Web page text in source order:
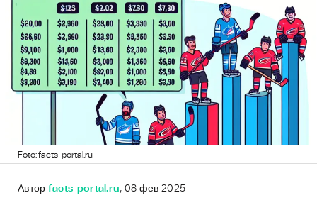
Foto: facts-portal.ru
Автор facts-portal.ru, 08 фев 2025